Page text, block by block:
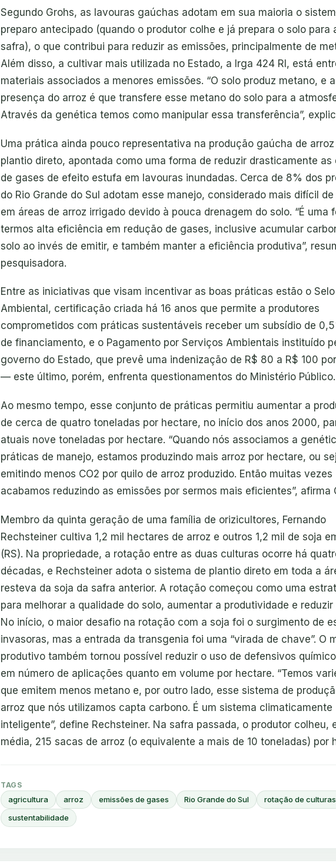
Segundo Grohs, as lavouras gaúchas adotam em sua maioria o
preparo antecipado (quando o produtor colhe e já prepara o solo para
safra), o que contribui para reduzir as emissões, principalmente de
Além disso, a cultivar mais utilizada no Estado, a Irga 424 RI, está
materiais associados a menores emissões. “O solo produz metano, e a
presença do arroz é que transfere esse metano do solo para a
Através da genética temos como manipular essa transferência”,
Uma prática ainda pouco representativa na produção gaúcha de
plantio direto, apontada como uma forma de reduzir drasticamente as
de gases de efeito estufa em lavouras inundadas. Cerca de 8% dos
do Rio Grande do Sul adotam esse manejo, considerado mais difícil
em áreas de arroz irrigado devido à pouca drenagem do solo. “É uma
termos alta eficiência em redução de gases, inclusive acumular
solo ao invés de emitir, e também manter a eficiência produtiva”,
pesquisadora.
Entre as iniciativas que visam incentivar as boas práticas estão o Selo
Ambiental, certificação criada há 16 anos que permite a produtores
comprometidos com práticas sustentáveis receber um subsídio de
de financiamento, e o Pagamento por Serviços Ambientais instituído
governo do Estado, que prevê uma indenização de R$ 80 a R$ 100
— este último, porém, enfrenta questionamentos do Ministério Público.
Ao mesmo tempo, esse conjunto de práticas permitiu aumentar a
de cerca de quatro toneladas por hectare, no início dos anos 2000,
atuais nove toneladas por hectare. “Quando nós associamos a
práticas de manejo, estamos produzindo mais arroz por hectare, ou
emitindo menos CO2 por quilo de arroz produzido. Então muitas vezes
acabamos reduzindo as emissões por sermos mais eficientes”, afirma
Membro da quinta geração de uma família de orizicultores, Fernando
Rechsteiner cultiva 1,2 mil hectares de arroz e outros 1,2 mil de soja
(RS). Na propriedade, a rotação entre as duas culturas ocorre há
décadas, e Rechsteiner adota o sistema de plantio direto em toda a
resteva da soja da safra anterior. A rotação começou como uma
para melhorar a qualidade do solo, aumentar a produtividade e reduzir
No início, o maior desafio na rotação com a soja foi o surgimento de
invasoras, mas a entrada da transgenia foi uma “virada de chave”. O
produtivo também tornou possível reduzir o uso de defensivos
em número de aplicações quanto em volume por hectare. “Temos
que emitem menos metano e, por outro lado, esse sistema de
arroz que nós utilizamos capta carbono. É um sistema climaticamente
inteligente”, define Rechsteiner. Na safra passada, o produtor colheu,
média, 215 sacas de arroz (o equivalente a mais de 10 toneladas) por
TAGS
agricultura arroz emissões de gases Rio Grande do Sul rotação de culturas
sustentabilidade